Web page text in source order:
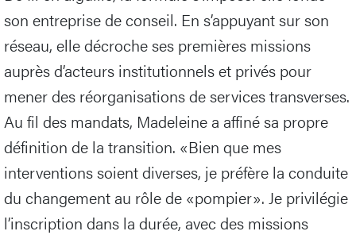
son entreprise de conseil. En s’appuyant sur son
réseau, elle décroche ses premières missions
auprès d’acteurs institutionnels et privés pour
mener des réorganisations de services transverses.
Au fil des mandats, Madeleine a affiné sa propre
définition de la transition. «Bien que mes
interventions soient diverses, je préfère la conduite
du changement au rôle de «pompier». Je privilégie
l’inscription dans la durée, avec des missions